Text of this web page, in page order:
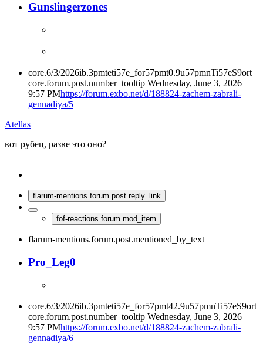
Gunslingerzones
core.6/3/2026ib.3pmteti57e_for57pmt0.9u57pmnTi57eS9ort
core.forum.post.number_tooltip Wednesday, June 3, 2026
9:57 PMhttps://forum.exbo.net/d/188824-zachem-zabrali-
gennadiya/5
Atellas
вот рубец, разве это оно?
flarum-mentions.forum.post.reply_link
fof-reactions.forum.mod_item
flarum-mentions.forum.post.mentioned_by_text
Pro_Leg0
core.6/3/2026ib.3pmteti57e_for57pmt42.9u57pmnTi57eS9ort
core.forum.post.number_tooltip Wednesday, June 3, 2026
9:57 PMhttps://forum.exbo.net/d/188824-zachem-zabrali-
gennadiya/6